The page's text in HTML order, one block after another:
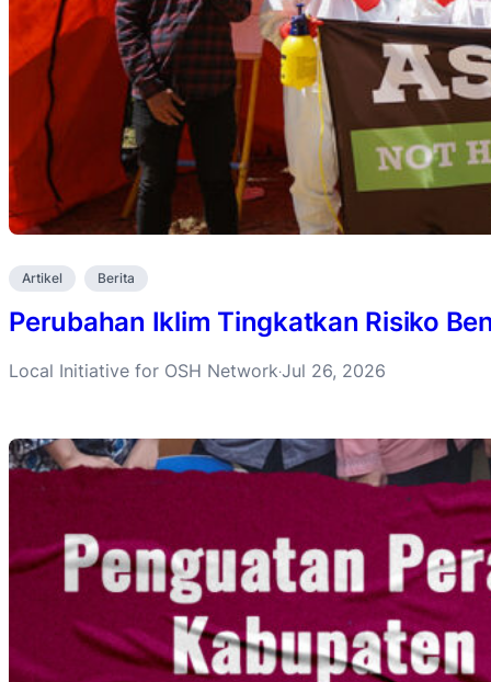
Artikel Berita
Perubahan Iklim Tingkatkan Risiko
Local Initiative for OSH Network·Jul 26, 2026